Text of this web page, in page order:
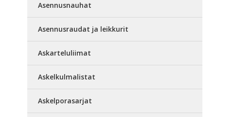
Asennusnauhat
Asennusraudat ja leikkurit
Askarteluliimat
Askelkulmalistat
Askelporasarjat